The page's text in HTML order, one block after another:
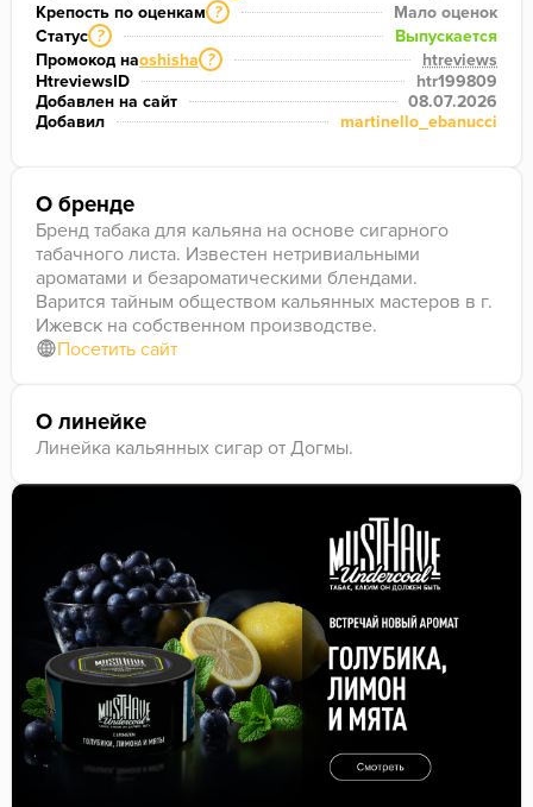
Крепость по оценкам ?
Мало оценок
Статус ?
Выпускается
Промокод наoshisha ?
htreviews
HtreviewsID
htr199809
Добавлен на сайт
08.07.2026
Добавил
martinello_ebanucci
О бренде
Бренд табака для кальяна на основе сигарного
табачного листа. Известен нетривиальными
ароматами и безароматическими блендами.
Варится тайным обществом кальянных мастеров в г.
Ижевск на собственном производстве.
Посетить сайт
О линейке
Линейка кальянных сигар от Догмы.